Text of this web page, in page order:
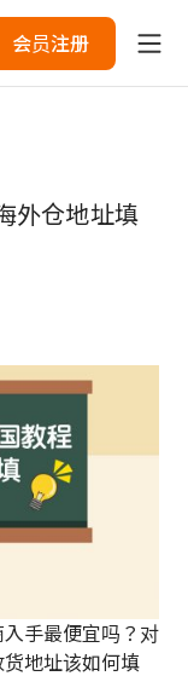
会员注册
外仓地址填
手最便宜吗？对
地址该如何填